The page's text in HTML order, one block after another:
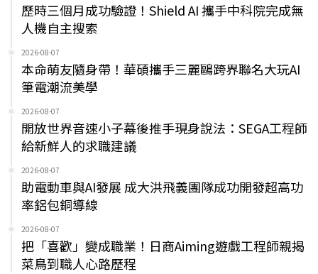
歷時三個月成功驗證！Shield AI 攜手中科院完成無
人機自主搜索
2026-08-07
本命萌友隨身帶！華碩攜手三麗鷗跨界聯名大玩AI
筆電潮流美學
2026-08-07
開放世界音速小子幕後推手現身說法：SEGA工程師
給新鮮人的求職建議
2026-08-07
助電動車與AI發展 成大洪飛義團隊成功開發超高功
率鋁包銅導線
2026-08-07
把「喜歡」變成職業！日商Aiming遊戲工程師親揭
菜鳥到職人心路歷程